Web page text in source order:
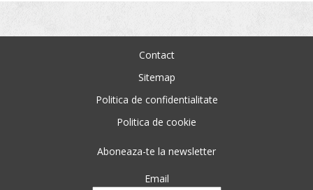
Contact
Sitemap
Politica de confidentialitate
Politica de cookie
Aboneaza-te la newsletter
Email